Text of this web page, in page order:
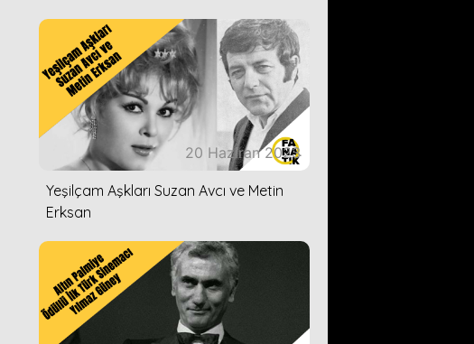
20 Haziran 2023
Yeşilçam Aşkları Suzan Avcı ve Metin
Erksan